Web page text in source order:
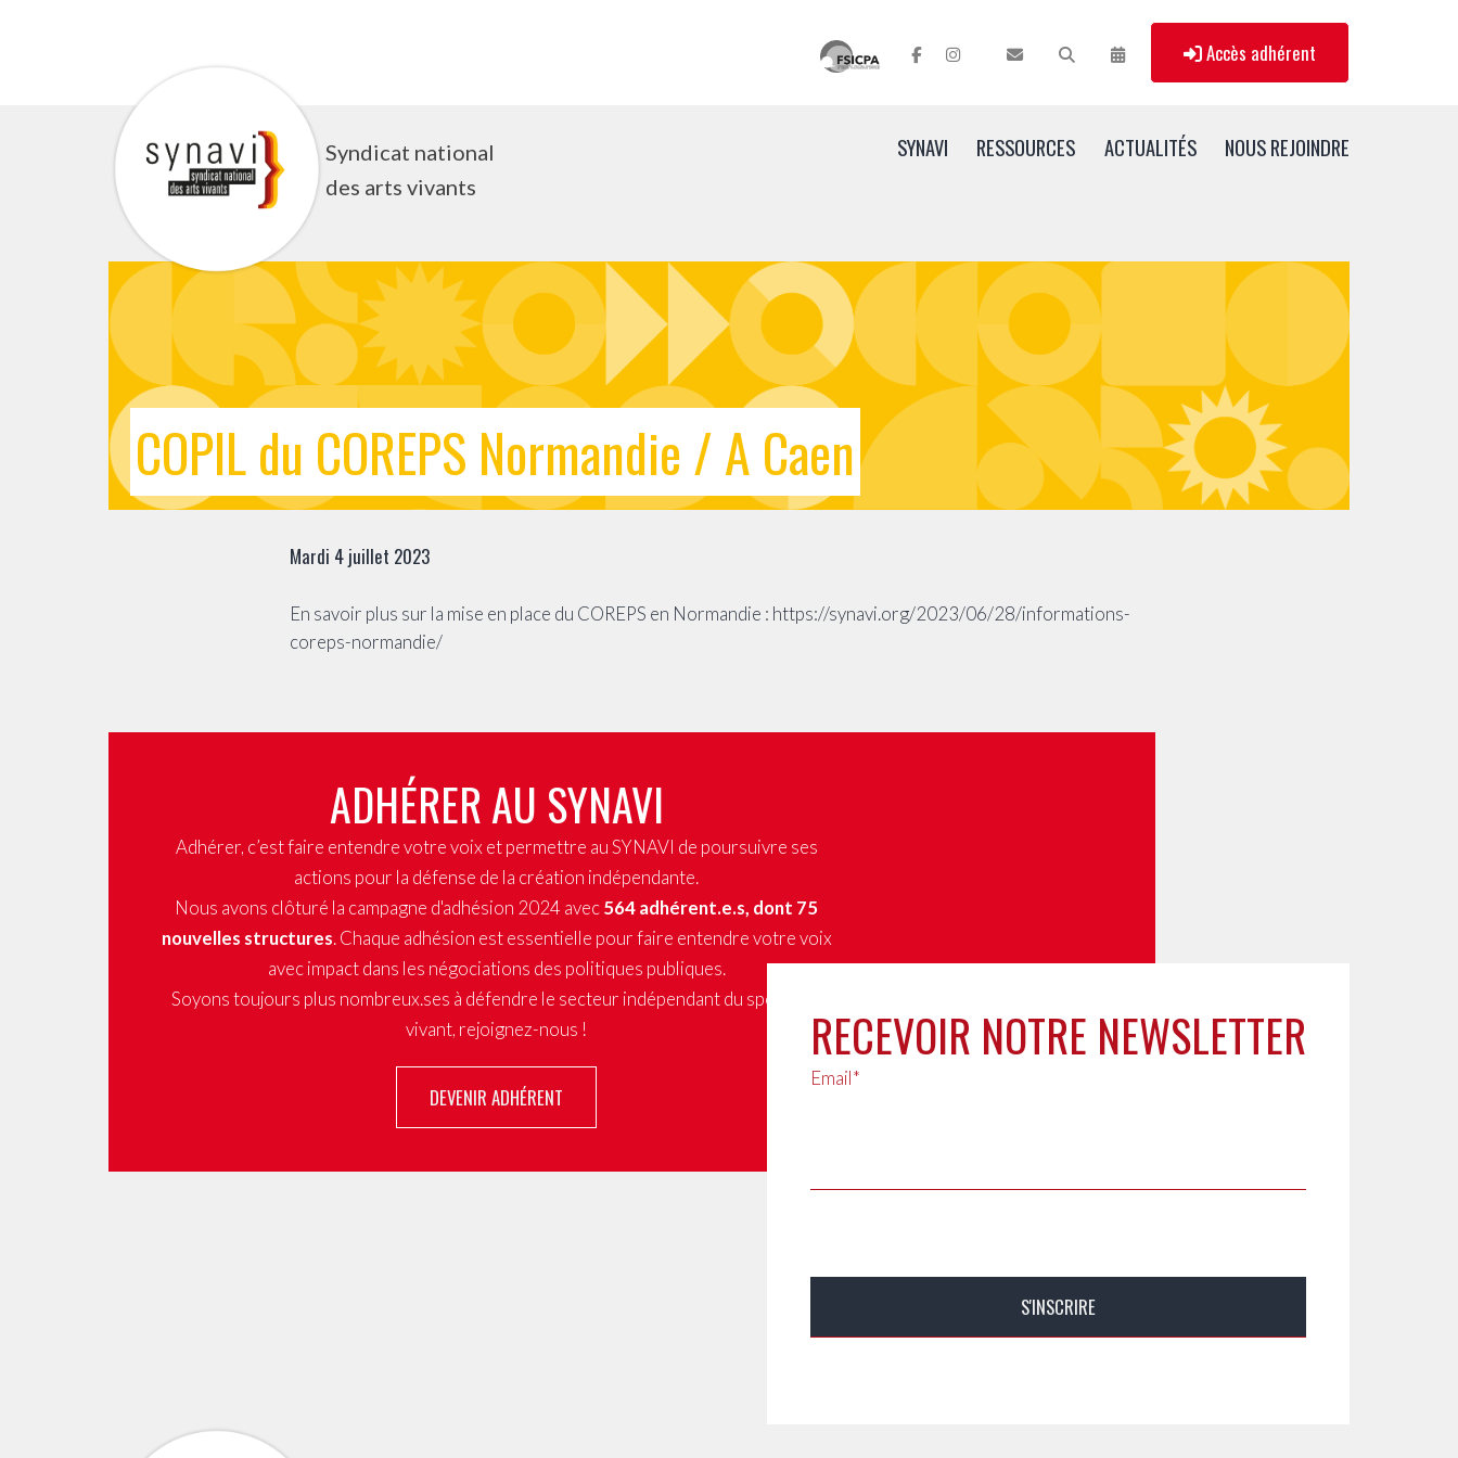
Accès adhérent
Syndicat national
des arts vivants
SYNAVI RESSOURCES ACTUALITÉS NOUS REJOINDRE
COPIL du COREPS Normandie / A Caen
Mardi 4 juillet 2023
En savoir plus sur la mise en place du COREPS en Normandie : https://synavi.org/2023/06/28/informations-
coreps-normandie/
ADHÉRER AU SYNAVI
Adhérer, c’est faire entendre votre voix et permettre au SYNAVI de poursuivre ses
actions pour la défense de la création indépendante.
Nous avons clôturé la campagne d'adhésion 2024 avec564 adhérent.e.s, dont 75
nouvelles structures. Chaque adhésion est essentielle pour faire entendre votre voix
avec impact dans les négociations des politiques publiques.
Soyons toujours plus nombreux.ses à défendre le secteur indépendant du spectacle
vivant, rejoignez-nous !
DEVENIR ADHÉRENT
RECEVOIR NOTRE NEWSLETTER
Email*